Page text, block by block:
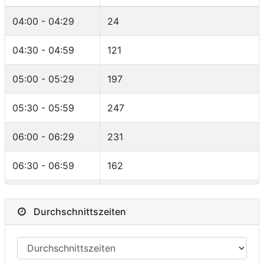
Argentina
F25-29 66
F45-49 62
MRELAY 60
F30-34 58
F35-39 57
M55-59 54
F40-44 46
M60-64 46
F50-54 46
04:00 - 04:29 24
04:30 - 04:59 121
05:00 - 05:29 197
05:30 - 05:59 247
06:00 - 06:29 231
06:30 - 06:59 162
07:30 - 07:59 57
08:00 - 08:29 14
Durchschnittszeiten